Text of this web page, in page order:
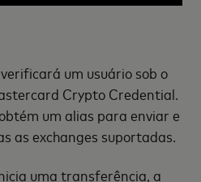
um usuário sob o
Crypto Credential.
um alias para enviar e
as exchanges suportadas.
uma transferência, a